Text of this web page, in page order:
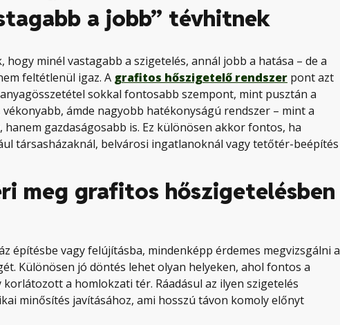
a jobb” tévhitnek
minél vastagabb a szigetelés, annál jobb a hatása – de a
feltétlenül igaz. A grafitos hőszigetelő rendszer pont azt
sokkal fontosabb szempont, mint pusztán a
ámde nagyobb hatékonyságú rendszer – mint a
gazdaságosabb is. Ez különösen akkor fontos, ha
társasházaknál, belvárosi ingatlanoknál vagy tetőtér-beépítés
meg grafitos hőszigetelésben
építésbe vagy felújításba, mindenképp érdemes megvizsgálni a
Különösen jó döntés lehet olyan helyeken, ahol fontos a
a homlokzati tér. Ráadásul az ilyen szigetelés
minősítés javításához, ami hosszú távon komoly előnyt